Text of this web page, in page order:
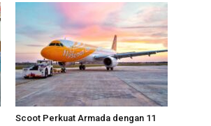
Scoot Perkuat Armada dengan 11